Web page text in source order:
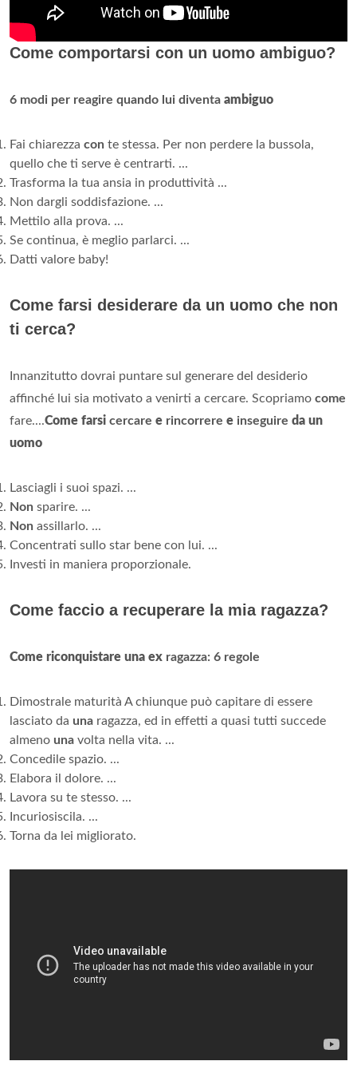
Come comportarsi con un uomo ambiguo?
6 modi per reagire quando lui diventa ambiguo
Fai chiarezza con te stessa. Per non perdere la bussola,
quello che ti serve è centrarti. ...
Trasforma la tua ansia in produttività ...
Non dargli soddisfazione. ...
Mettilo alla prova. ...
Se continua, è meglio parlarci. ...
Datti valore baby!
Come farsi desiderare da un uomo che non
ti cerca?
Innanzitutto dovrai puntare sul generare del desiderio
affinché lui sia motivato a venirti a cercare. Scopriamo come
fare....Come farsi cercare e rincorrere e inseguire da un
uomo
Lasciagli i suoi spazi. ...
Non sparire. ...
Non assillarlo. ...
Concentrati sullo star bene con lui. ...
Investi in maniera proporzionale.
Come faccio a recuperare la mia ragazza?
Come riconquistare una ex ragazza: 6 regole
Dimostrale maturità A chiunque può capitare di essere
lasciato da una ragazza, ed in effetti a quasi tutti succede
almeno una volta nella vita. ...
Concedile spazio. ...
Elabora il dolore. ...
Lavora su te stesso. ...
Incuriosiscila. ...
Torna da lei migliorato.